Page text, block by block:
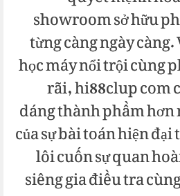
showroom sở hữu
từng càng ngày
học máy nổi trội cùng
rãi, hi88clup com
dáng thành phầm
của sự bài toán hiện
lôi cuốn sự quan
siêng gia điều tra